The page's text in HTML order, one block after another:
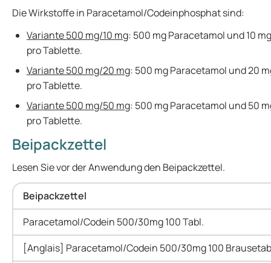
Die Wirkstoffe in Paracetamol/Codeinphosphat sind:
Variante 500 mg/10 mg: 500 mg Paracetamol und 10
pro Tablette.
Variante 500 mg/20 mg: 500 mg Paracetamol und 20
pro Tablette.
Variante 500 mg/50 mg: 500 mg Paracetamol und 50
pro Tablette.
Beipackzettel
Lesen Sie vor der Anwendung den Beipackzettel.
Beipackzettel
Paracetamol/Codein 500/30mg 100 Tabl.
[Anglais] Paracetamol/Codein 500/30mg 100